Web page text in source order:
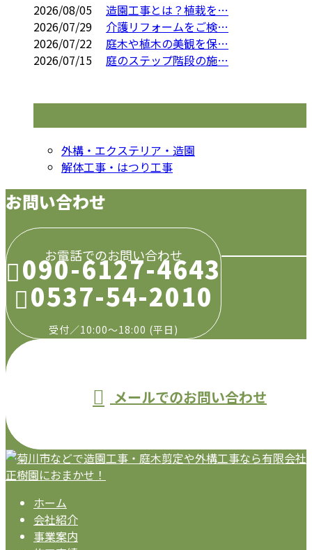
2026/08/05
造園工事とは？植栽を…
2026/07/29
介護リフォームをご検…
2026/07/22
庭木や植木の美観を保…
2026/07/15
庭のステップ階段の施…
外構・エクステリア・造園
解体工事・はつり工事
お問い合わせ
お電話でのお問い合わせ
090-6127-4643
0537-54-2010
受付／10:00～18:00 (平日)
メールでのお問い合わせ
ホーム
会社紹介
事業案内